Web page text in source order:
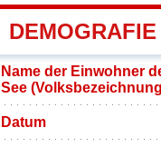
Name der Einwohner
See
Datum